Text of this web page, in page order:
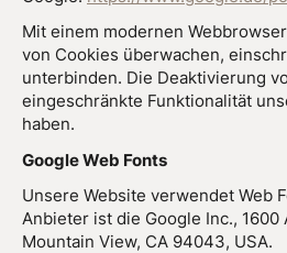
Mit einem modernen
von Cookies überwachen,
unterbinden. Die Deaktivierung
eingeschränkte Funktionalität
haben.
Google Web Fonts
Unsere Website verwendet Web
Anbieter ist die Google Inc., 1600
Mountain View, CA 94043, USA.